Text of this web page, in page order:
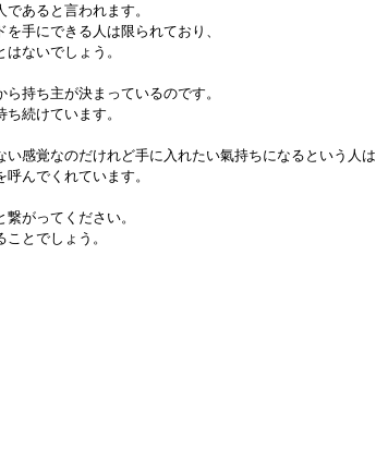
あると言われます。
手にできる人は限られており、
ないでしょう。
持ち主が決まっているのです。
続けています。
感覚なのだけれど手に入れたい氣持ちになるという人は
んでくれています。
がってください。
とでしょう。